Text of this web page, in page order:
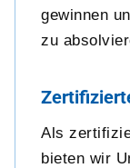
gewinnen
zu
Als
bieten wir